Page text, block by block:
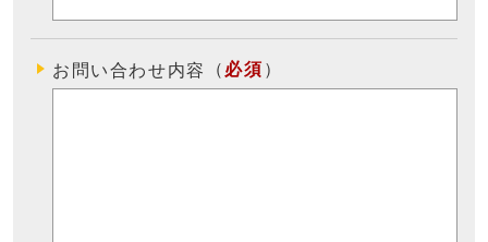
お問い合わせ内容 （ 必須 ）